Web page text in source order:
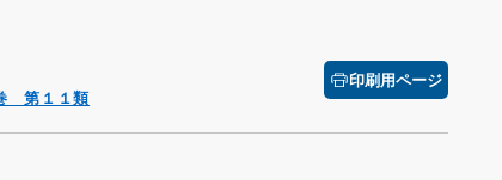
第１１類
印刷用ページ